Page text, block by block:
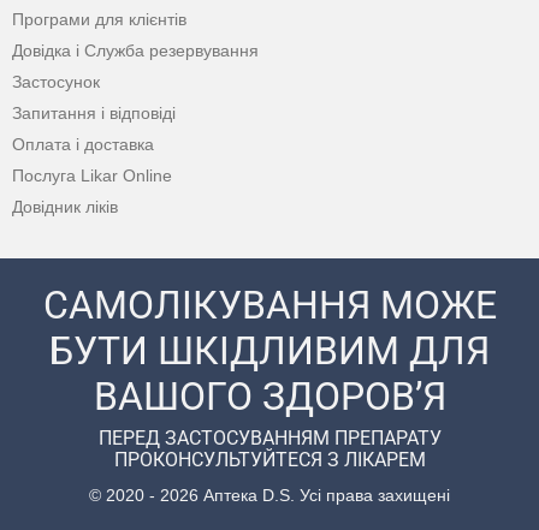
Програми для клієнтів
Довідка і Служба резервування
Застосунок
Запитання і відповіді
Оплата і доставка
Послуга Likar Online
Довідник ліків
САМОЛІКУВАННЯ МОЖЕ
БУТИ ШКІДЛИВИМ ДЛЯ
ВАШОГО ЗДОРОВ’Я
ПЕРЕД ЗАСТОСУВАННЯМ ПРЕПАРАТУ
ПРОКОНСУЛЬТУЙТЕСЯ З ЛІКАРЕМ
© 2020 - 2026 Аптека D.S. Усі права захищені